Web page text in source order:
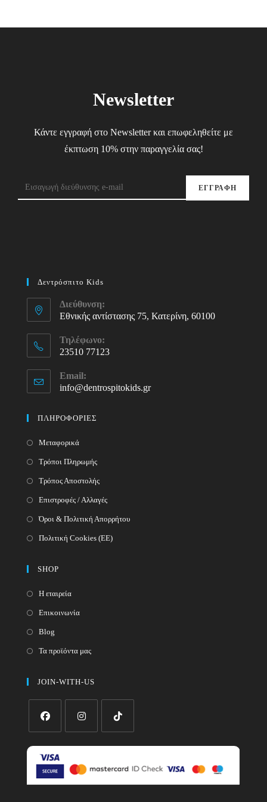
Newsletter
Κάντε εγγραφή στο Newsletter και επωφεληθείτε με
έκπτωση 10% στην παραγγελία σας!
ΕΓΓΡΑΦΗ
Δεντρόσπιτο Kids
Διεύθυνση:
Εθνικής αντίστασης 75, Κατερίνη, 60100
Τηλέφωνο:
23510 77123
in
Email:
info@dentrospitokids.grOpens
ΠΛΗΡΟΦΟΡΙΕΣ
Μεταφορικά
Τρόποι Πληρωμής
Τρόπος Αποστολής
Επιστροφές / Αλλαγές
Όροι & Πολιτική Απορρήτου
Πολιτική Cookies (ΕΕ)
SHOP
Η εταιρεία
Επικοινωνία
Blog
Τα προϊόντα μας
JOIN-WITH-US
new
new
a
new